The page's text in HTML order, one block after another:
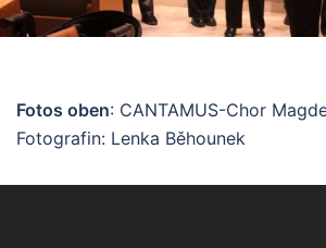
Fotos oben: CANTAMUS-Chor
Fotografin: Lenka Běhounek